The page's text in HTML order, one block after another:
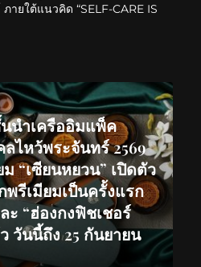
ายใต้แนวคิด “SELF-CARE IS
นำเครืออิมแพ็ค
ไหว้พระจันทร์ 2569
“เซียนหยวน” เปิดตัว
รีเมียมเป็นครั้งแรก
ะ “ฮ่องกงฟิชเชอร์
วันนี้ถึง 25 กันยายน